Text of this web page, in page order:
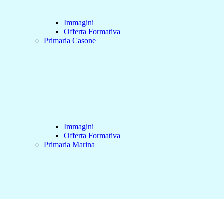
Immagini
Offerta Formativa
Primaria Casone
Immagini
Offerta Formativa
Primaria Marina